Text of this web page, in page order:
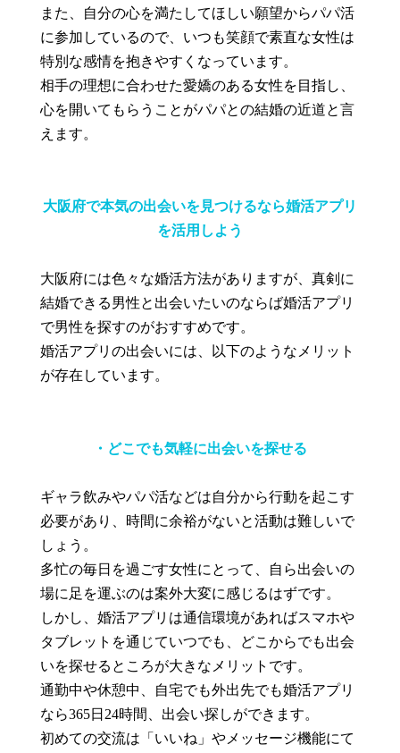
また、自分の心を満たしてほしい願望からパパ活
に参加しているので、いつも笑顔で素直な女性は
特別な感情を抱きやすくなっています。
相手の理想に合わせた愛嬌のある女性を目指し、
心を開いてもらうことがパパとの結婚の近道と言
えます。
大阪府で本気の出会いを見つけるなら婚活アプリ
を活用しよう
大阪府には色々な婚活方法がありますが、真剣に
結婚できる男性と出会いたいのならば婚活アプリ
で男性を探すのがおすすめです。
婚活アプリの出会いには、以下のようなメリット
が存在しています。
・どこでも気軽に出会いを探せる
ギャラ飲みやパパ活などは自分から行動を起こす
必要があり、時間に余裕がないと活動は難しいで
しょう。
多忙の毎日を過ごす女性にとって、自ら出会いの
場に足を運ぶのは案外大変に感じるはずです。
しかし、婚活アプリは通信環境があればスマホや
タブレットを通じていつでも、どこからでも出会
いを探せるところが大きなメリットです。
通勤中や休憩中、自宅でも外出先でも婚活アプリ
なら365日24時間、出会い探しができます。
初めての交流は「いいね」やメッセージ機能にて